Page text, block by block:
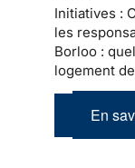
Initiatives :
les
Borloo :
logement
En